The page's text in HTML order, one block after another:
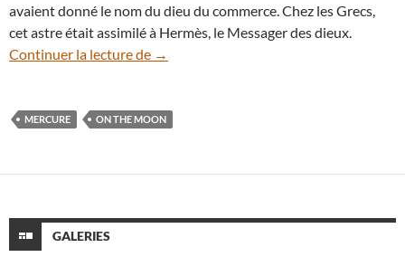
avaient donné le nom du dieu du commerce. Chez les Grecs,
cet astre était assimilé à Hermès, le Messager des dieux.
Continuer la lecture de
Le rendez-vous entre la Lune et
→
MERCURE ON THE MOON
GALERIES